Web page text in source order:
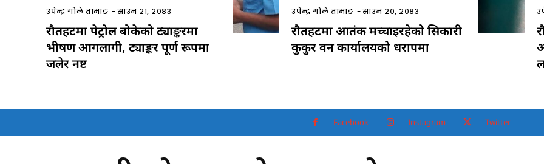
उपेन्द्र गोले तामाङ -साउन २१, २०८३
रौतहटमा पेट्रोल बोकेको ट्याङ्करमा
भीषण आगलागी, ट्याङ्कर पूर्ण रूपमा
जलेर नष्ट
उपेन्द्र गोले तामाङ -साउन २०, २०८३
रौतहटमा आतंक मच्चाइरहेको सिकारी
कुकुर वन कार्यालयको धरापमा
Facebook Instagram Twitter